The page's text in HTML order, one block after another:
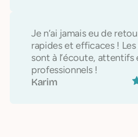
Je n’ai jamais eu de
rapides et efficaces !
sont à l’écoute, attentifs
professionnels !
Karim